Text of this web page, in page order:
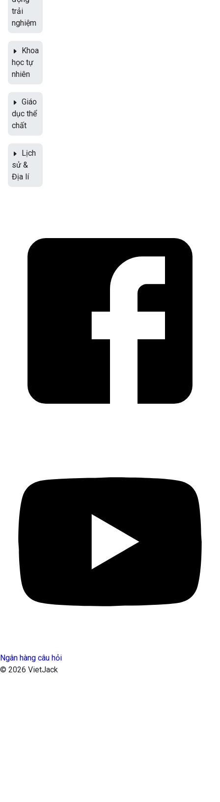
trải
nghiệm
Khoa
học tự
nhiên
Giáo
dục thể
chất
Lịch
sử &
Địa lí
Ngân hàng câu hỏi
© 2026 VietJack